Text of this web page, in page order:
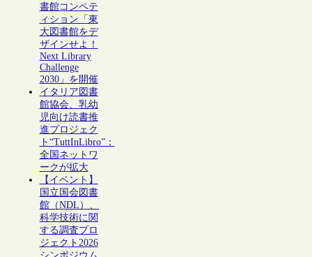
書館コンペテ
ィション「東
大図書館をデ
ザインせよ！
Next Library
Challenge
2030」を開催
イタリア図書
館協会、乳幼
児向け読書推
進プロジェク
ト“TuttInLibro”：
全国ネットワ
ークが拡大
【イベント】
国立国会図書
館（NDL）、
科学技術に関
する調査プロ
ジェクト2026